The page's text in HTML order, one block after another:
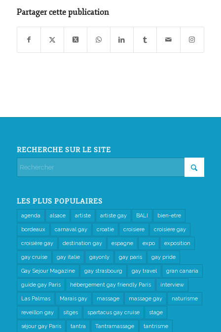
Partager cette publication
RECHERCHE SUR LE SITE
LES PLUS POPULAIRES
agenda alsace artiste artiste gay BALI bien-etre
bordeaux carnaval gay croatie croisiere croisiere gay
croisière gay destination gay espagne expo exposition
gay cruise gay italie gayonly gay paris gay pride
Gay Sejour Magazine gay strasbourg gay travel gran canaria
guide gay Paris hébergement gay friendly Paris interview
Las Palmas Marais gay massage massage gay naturisme
reveillon gay sitges spartacus gay cruise stage
séjour gay Paris tantra Tantramassage tantrisme